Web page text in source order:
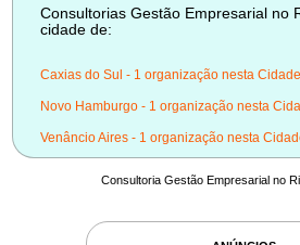
Consultorias Gestão Empresarial no
cidade de:
Caxias do Sul - 1 organização nesta Cidade
Novo Hamburgo - 1 organização nesta
Venâncio Aires - 1 organização nesta
Consultoria Gestão Empresarial no